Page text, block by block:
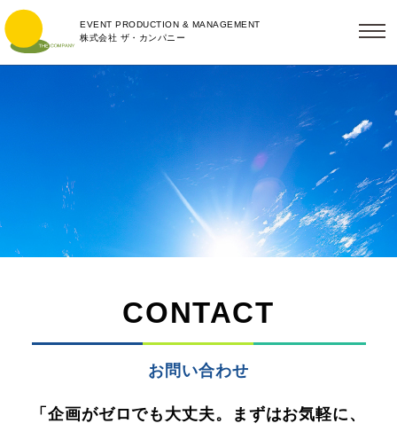
EVENT PRODUCTION & MANAGEMENT
株式会社 ザ・カンパニー
CONTACT
お問い合わせ
「企画がゼロでも大丈夫。まずはお気軽に、